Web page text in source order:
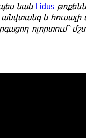
նաև Lidus
անվտանգ և
ոլորտում՝